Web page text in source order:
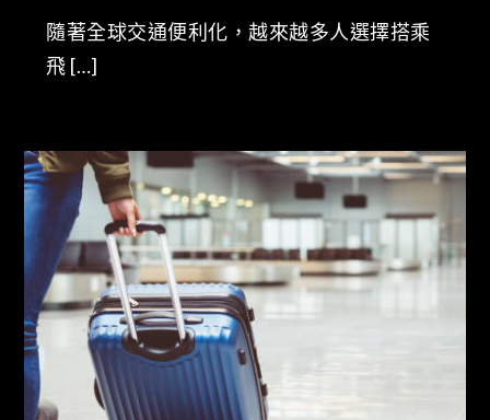
隨著全球交通便利化，越來越多人選擇搭乘
飛 […]